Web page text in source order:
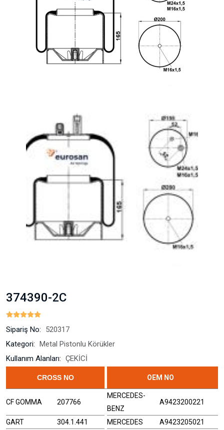
374390-2C
Sipariş No:
520317
Kategori: Metal Pistonlu Körükler
Kullanım Alanları: ÇEKİCİ
CROSS NO OEM NO
CF GOMMA 207766
MERCEDES-
BENZ
A9423200221
GART 304.1.441 MERCEDES
A9423205021